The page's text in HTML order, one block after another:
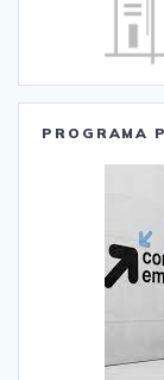
PROGRAMA